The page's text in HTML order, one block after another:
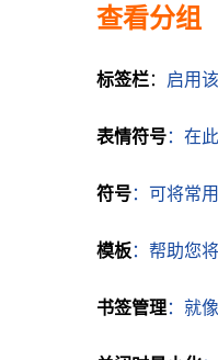
查看分组
标签栏： 启用
表情符号：在
符号：可将常
模板：帮助您
书签管理：就